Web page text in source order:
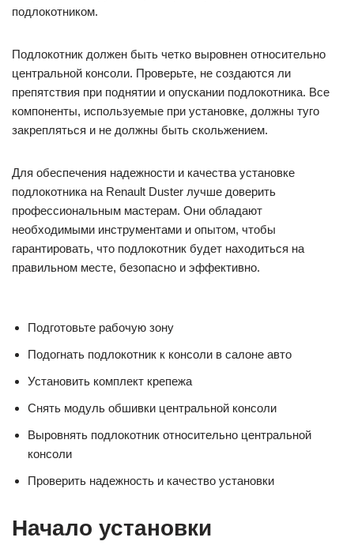
подлокотником.
Подлокотник должен быть четко выровнен относительно
центральной консоли. Проверьте, не создаются ли
препятствия при поднятии и опускании подлокотника. Все
компоненты, используемые при установке, должны туго
закрепляться и не должны быть скольжением.
Для обеспечения надежности и качества установке
подлокотника на Renault Duster лучше доверить
профессиональным мастерам. Они обладают
необходимыми инструментами и опытом, чтобы
гарантировать, что подлокотник будет находиться на
правильном месте, безопасно и эффективно.
Подготовьте рабочую зону
Подогнать подлокотник к консоли в салоне авто
Установить комплект крепежа
Снять модуль обшивки центральной консоли
Выровнять подлокотник относительно центральной
консоли
Проверить надежность и качество установки
Начало установки